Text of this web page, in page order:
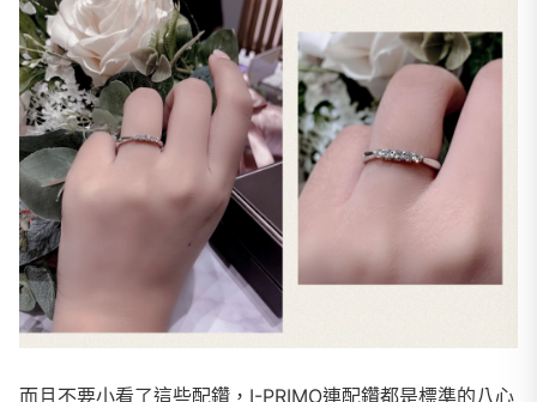
而且不要小看了這些配鑽，I-PRIMO連配鑽都是標準的八心